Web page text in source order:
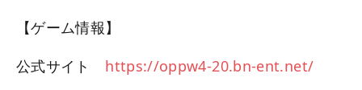
【ゲーム情報】
公式サイト https://oppw4-20.bn-ent.net/